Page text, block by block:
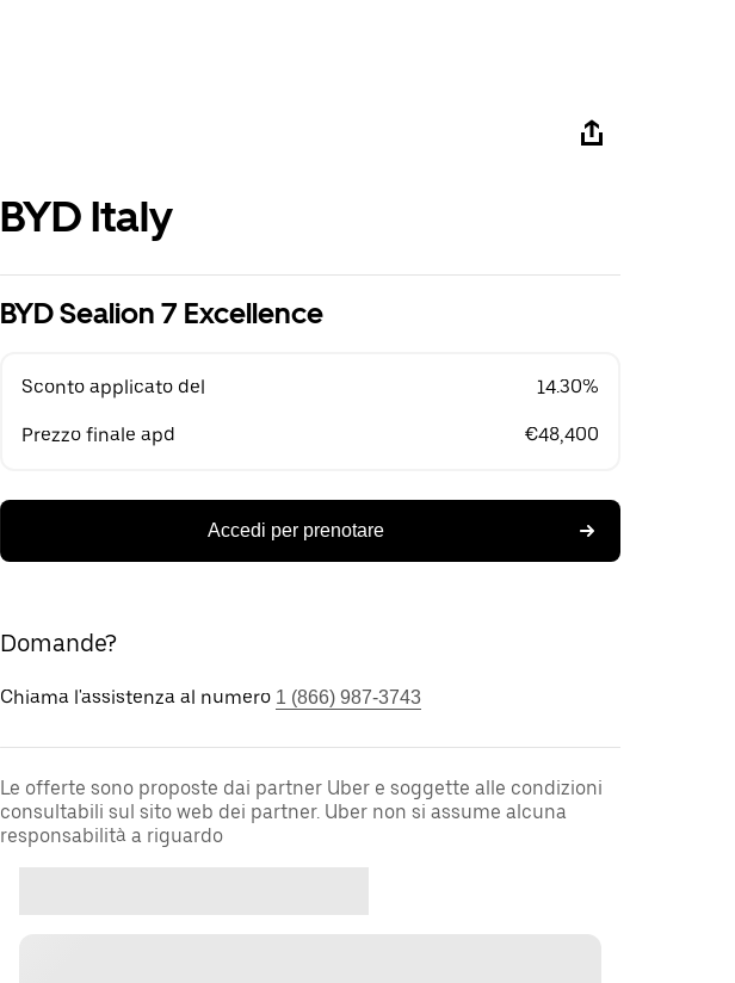
BYD Italy
BYD Sealion 7 Excellence
Sconto applicato del 14.30%
Prezzo finale apd €48,400
Accedi per prenotare
Domande?
Chiama l'assistenza al numero 1 (866) 987-3743
Le offerte sono proposte dai partner Uber e soggette alle condizioni
consultabili sul sito web dei partner. Uber non si assume alcuna
responsabilità a riguardo